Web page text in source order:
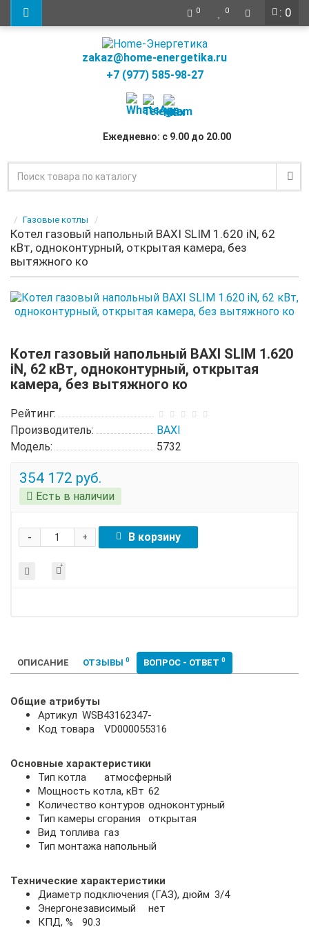
: 0
0 0
zakaz@home-energetika.ru
+7 (977) 585-98-27
Ежедневно: с 9.00 до 20.00
Газовые котлы
Котел газовый напольный BAXI SLIM 1.620 iN, 62
кВт, одноконтурный, открытая камера, без
вытяжного ко
Котел газовый напольный BAXI SLIM 1.620
iN, 62 кВт, одноконтурный, открытая
камера, без вытяжного ко
Рейтинг:
Производитель:
BAXI
Модель:
5732
354 172 руб.
Есть в наличии
+
- В корзину
ОПИСАНИЕ ОТЗЫВЫ 0 ВОПРОС - ОТВЕТ 0
Общие атрибуты
Артикул WSB43162347-
Код товара
VD000055316
Основные характеристики
Тип котла
атмосферный
Мощность котла, кВт 62
Количество контуров одноконтурный
Тип камеры сгорания
открытая
Вид топлива газ
Тип монтажа напольный
Технические характеристики
Диаметр подключения (ГАЗ), дюйм 3/4
Энергонезависимый
нет
КПД, %
90.3